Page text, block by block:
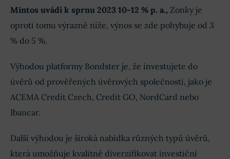
Mintos uvádí k sprnu 2023 10-12 % p. a., Zonky je
oproti tomu výrazně níže, výnos se zde pohybuje od 3
% do 5 %.
Výhodou platformy Bondster je, že investujete do
úvěrů od prověřených úvěrových společností, jako je
ACEMA Credit Czech, Credit GO, NordCard nebo
Ibancar.
Další výhodou je široká nabídka různých typů úvěrů,
která umožňuje kvalitně diverzifikovat investiční